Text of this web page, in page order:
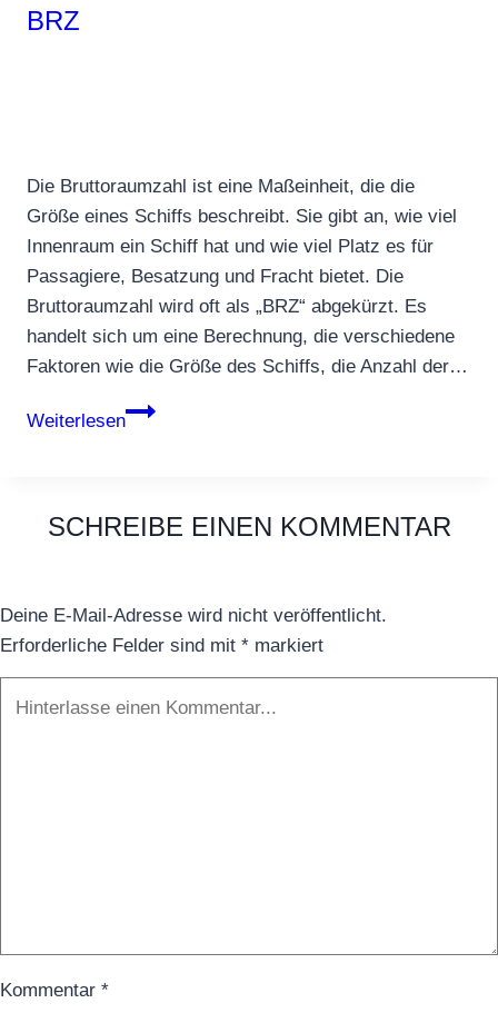
BRZ
Die Bruttoraumzahl ist eine Maßeinheit, die die
Größe eines Schiffs beschreibt. Sie gibt an, wie viel
Innenraum ein Schiff hat und wie viel Platz es für
Passagiere, Besatzung und Fracht bietet. Die
Bruttoraumzahl wird oft als „BRZ“ abgekürzt. Es
handelt sich um eine Berechnung, die verschiedene
Faktoren wie die Größe des Schiffs, die Anzahl der…
Weiterlesen
BRZ
SCHREIBE EINEN KOMMENTAR
Deine E-Mail-Adresse wird nicht veröffentlicht.
Erforderliche Felder sind mit * markiert
Kommentar *